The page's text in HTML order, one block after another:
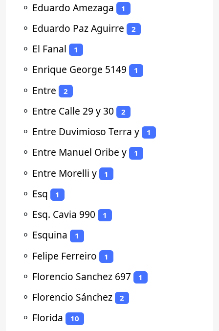
⚬ Eduardo Amezaga 1
⚬ Eduardo Paz Aguirre 2
⚬ El Fanal 1
⚬ Enrique George 5149 1
⚬ Entre 2
⚬ Entre Calle 29 y 30 2
⚬ Entre Duvimioso Terra y 1
⚬ Entre Manuel Oribe y 1
⚬ Entre Morelli y 1
⚬ Esq 1
⚬ Esq. Cavia 990 1
⚬ Esquina 1
⚬ Felipe Ferreiro 1
⚬ Florencio Sanchez 697 1
⚬ Florencio Sánchez 2
⚬ Florida 10